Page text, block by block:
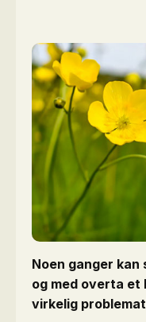
Noen ganger
og med overta et
virkelig